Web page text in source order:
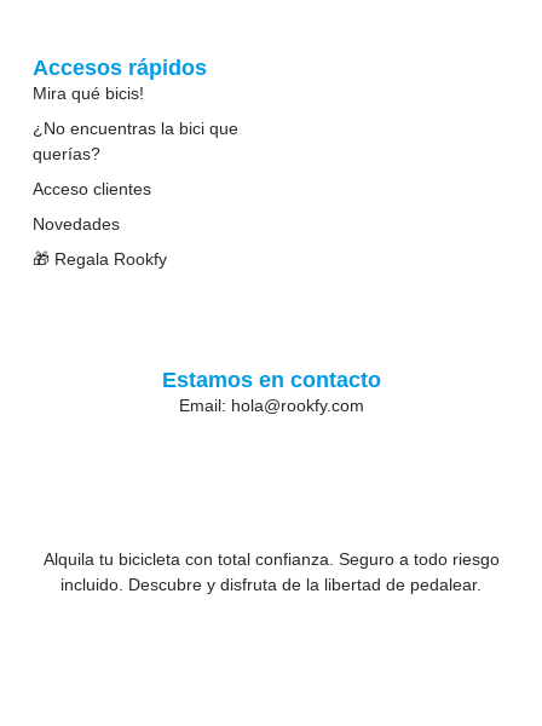
Alquila tu bicicleta con total confianza. Seguro a todo riesgo
incluido. Descubre y disfruta de la libertad de pedalear.
Accesos rápidos
Mira qué bicis!
¿No encuentras la bici que
querías?
Acceso clientes
Novedades
🎁 Regala Rookfy
Estamos en contacto
Email: hola@rookfy.com